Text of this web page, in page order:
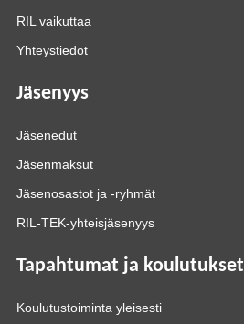
RIL vaikuttaa
Yhteystiedot
Jäsenyys
Jäsenedut
Jäsenmaksut
Jäsenosastot ja -ryhmät
RIL-TEK-yhteisjäsenyys
Tapahtumat ja koulutukset
Koulutustoiminta yleisesti